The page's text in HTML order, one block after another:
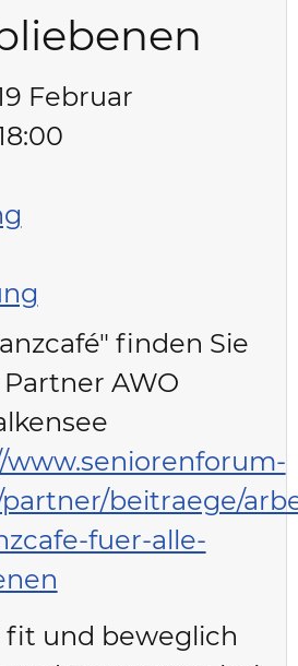
Februar
finden Sie
AWO
www.seniorenforum-
partner/beitraege/
fuer-alle-
fit und beweglich